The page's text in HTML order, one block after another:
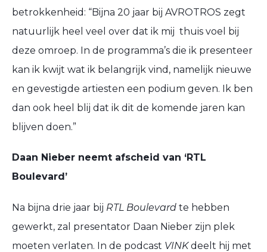
betrokkenheid: “Bijna 20 jaar bij AVROTROS zegt
natuurlijk heel veel over dat ik mij thuis voel bij
deze omroep. In de programma’s die ik presenteer
kan ik kwijt wat ik belangrijk vind, namelijk nieuwe
en gevestigde artiesten een podium geven. Ik ben
dan ook heel blij dat ik dit de komende jaren kan
blijven doen.”
Daan Nieber neemt afscheid van ‘RTL
Boulevard’
Na bijna drie jaar bij RTL Boulevard te hebben
gewerkt, zal presentator Daan Nieber zijn plek
moeten verlaten. In de podcast VINKdeelt hij met